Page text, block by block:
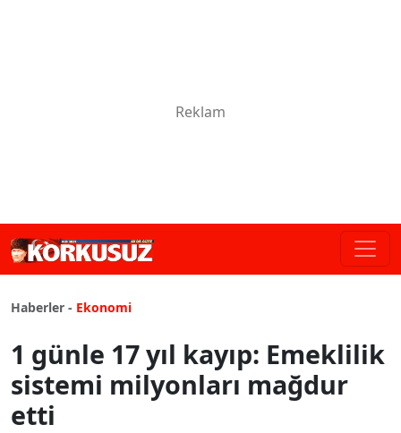
Haberler - Ekonomi
1 günle 17 yıl kayıp: Emeklilik
sistemi milyonları mağdur
etti